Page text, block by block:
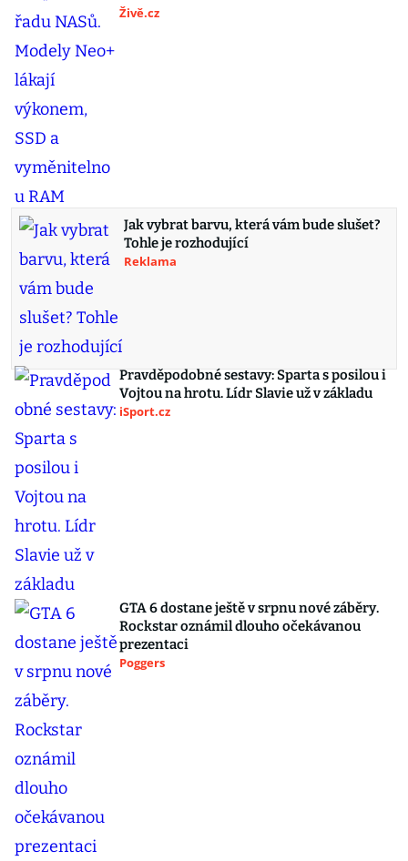
Živě.cz
Jak vybrat barvu, která vám bude slušet?
Tohle je rozhodující
Reklama
Pravděpodobné sestavy: Sparta s posilou i
Vojtou na hrotu. Lídr Slavie už v základu
iSport.cz
GTA 6 dostane ještě v srpnu nové záběry.
Rockstar oznámil dlouho očekávanou
prezentaci
Poggers